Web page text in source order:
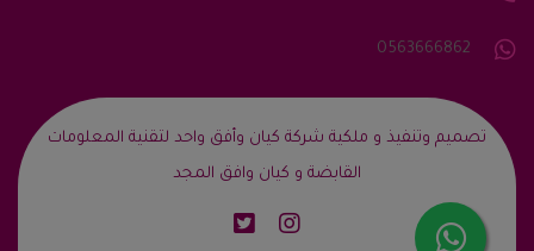
0563666862
‎تصميم وتنفيذ و ملكية شركة كيان وأفق واحد لتقنية المعلومات
القابضة و كيان وافق المجد